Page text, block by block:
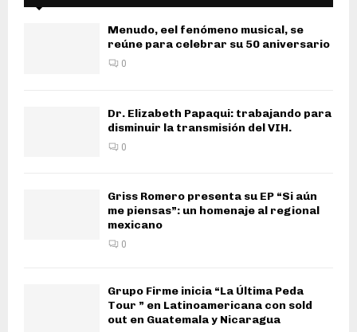
Menudo, eel fenómeno musical, se
reúne para celebrar su 50 aniversario
0
Dr. Elizabeth Papaqui: trabajando para
disminuir la transmisión del VIH.
0
Griss Romero presenta su EP “Si aún
me piensas”: un homenaje al regional
mexicano
0
Grupo Firme inicia “La Última Peda
Tour ” en Latinoamericana con sold
out en Guatemala y Nicaragua